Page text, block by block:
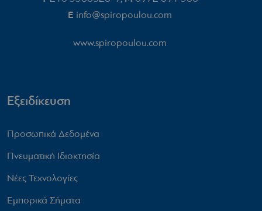
E info@spiropoulou.com
www.spiropoulou.com
Εξειδίκευση
Προσωπικά Δεδομένα
Πνευματική Ιδιοκτησία
Νέες Τεχνολογίες
Εμπορικά Σήματα